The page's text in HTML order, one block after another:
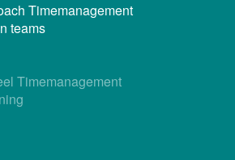
Timemanagement
teams
Timemanagement